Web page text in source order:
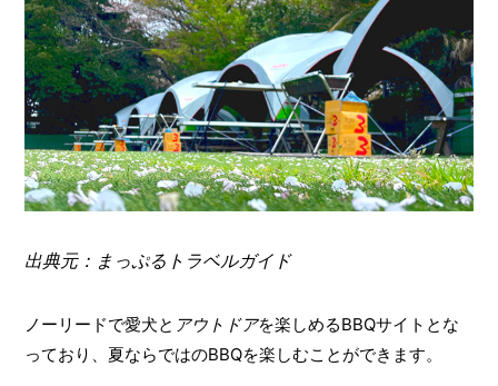
出典元：まっぷるトラベルガイド
ノーリードで愛犬と アウトドアを楽しめるBBQサイトとな
っており、夏ならではのBBQを楽しむことができます。